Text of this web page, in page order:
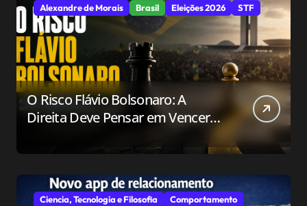
Alexandre de Morais Brasil Eleições 2026 STF
O Risco Flávio Bolsonaro: A
Direita Deve Pensar em Vencer
Ciencia, Tecnologia e Filosofia
Comportamento